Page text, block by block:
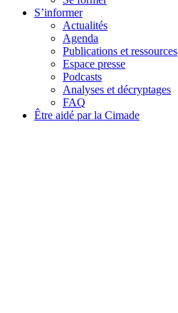
S’informer
Actualités
Agenda
Publications et ressources
Espace presse
Podcasts
Analyses et décryptages
FAQ
Être aidé par la Cimade